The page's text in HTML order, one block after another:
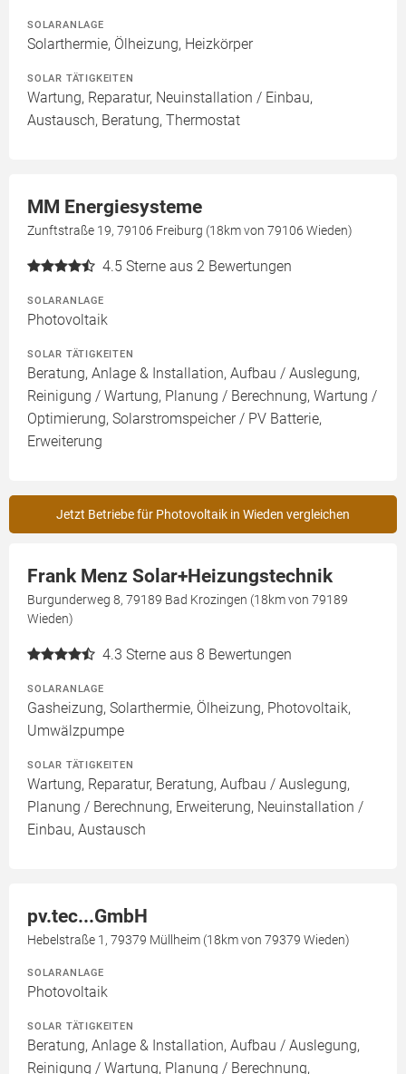
SOLARANLAGE
Solarthermie, Ölheizung, Heizkörper
SOLAR TÄTIGKEITEN
Wartung, Reparatur, Neuinstallation / Einbau,
Austausch, Beratung, Thermostat
MM Energiesysteme
Zunftstraße 19, 79106 Freiburg (18km von 79106 Wieden)
4.5 Sterne aus 2 Bewertungen
SOLARANLAGE
Photovoltaik
SOLAR TÄTIGKEITEN
Beratung, Anlage & Installation, Aufbau / Auslegung,
Reinigung / Wartung, Planung / Berechnung, Wartung /
Optimierung, Solarstromspeicher / PV Batterie,
Erweiterung
Jetzt Betriebe für Photovoltaik in Wieden vergleichen
Frank Menz Solar+Heizungstechnik
Burgunderweg 8, 79189 Bad Krozingen (18km von 79189
Wieden)
4.3 Sterne aus 8 Bewertungen
SOLARANLAGE
Gasheizung, Solarthermie, Ölheizung, Photovoltaik,
Umwälzpumpe
SOLAR TÄTIGKEITEN
Wartung, Reparatur, Beratung, Aufbau / Auslegung,
Planung / Berechnung, Erweiterung, Neuinstallation /
Einbau, Austausch
pv.tec...GmbH
Hebelstraße 1, 79379 Müllheim (18km von 79379 Wieden)
SOLARANLAGE
Photovoltaik
SOLAR TÄTIGKEITEN
Beratung, Anlage & Installation, Aufbau / Auslegung,
Reinigung / Wartung, Planung / Berechnung,